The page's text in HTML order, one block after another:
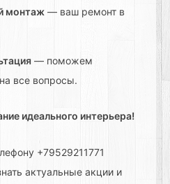
монтаж — ваш ремонт в
— поможем
все вопросы.
идеального интерьера!
+79529211771
актуальные акции и